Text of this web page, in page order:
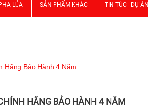
LỬA SẢN PHẨM KHÁC TIN TỨC - DỰ ÁN
Hãng Bảo Hành 4 Năm
HÃNG BẢO HÀNH 4 NĂM